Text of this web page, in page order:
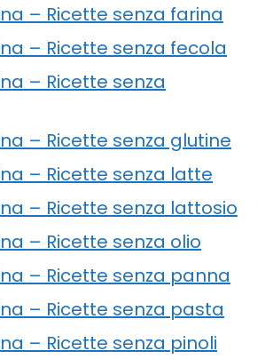
– Ricette senza farina
– Ricette senza fecola
– Ricette senza
– Ricette senza glutine
– Ricette senza latte
– Ricette senza lattosio
– Ricette senza olio
– Ricette senza panna
– Ricette senza pasta
– Ricette senza pinoli